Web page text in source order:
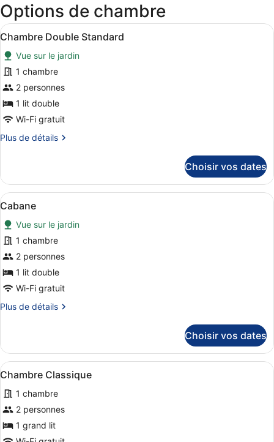
Tortues
Marines
Options de chambre
Afficher
toutes
les
photos
pour
ce
type
chambre :
Standard
Literie de qualité supérieure,
8
Chambre Double Standard
Vue sur le jardin
1 chambre
2 personnes
1 lit double
Wi-Fi gratuit
Plus de détails
Plus
le
type
de
Chambre
Double
Standard
Choisir vos dates
Afficher
toutes
les
photos
pour
ce
type
chambre :
Cabane | Literie de qualité
7
Cabane
Vue sur le jardin
1 chambre
2 personnes
1 lit double
Wi-Fi gratuit
Plus de détails
Plus
le
type
de
Cabane
Choisir vos dates
Afficher
toutes
les
photos
pour
ce
Chambre Classique | Literie de
4
Chambre Classique
1 chambre
2 personnes
1 grand lit